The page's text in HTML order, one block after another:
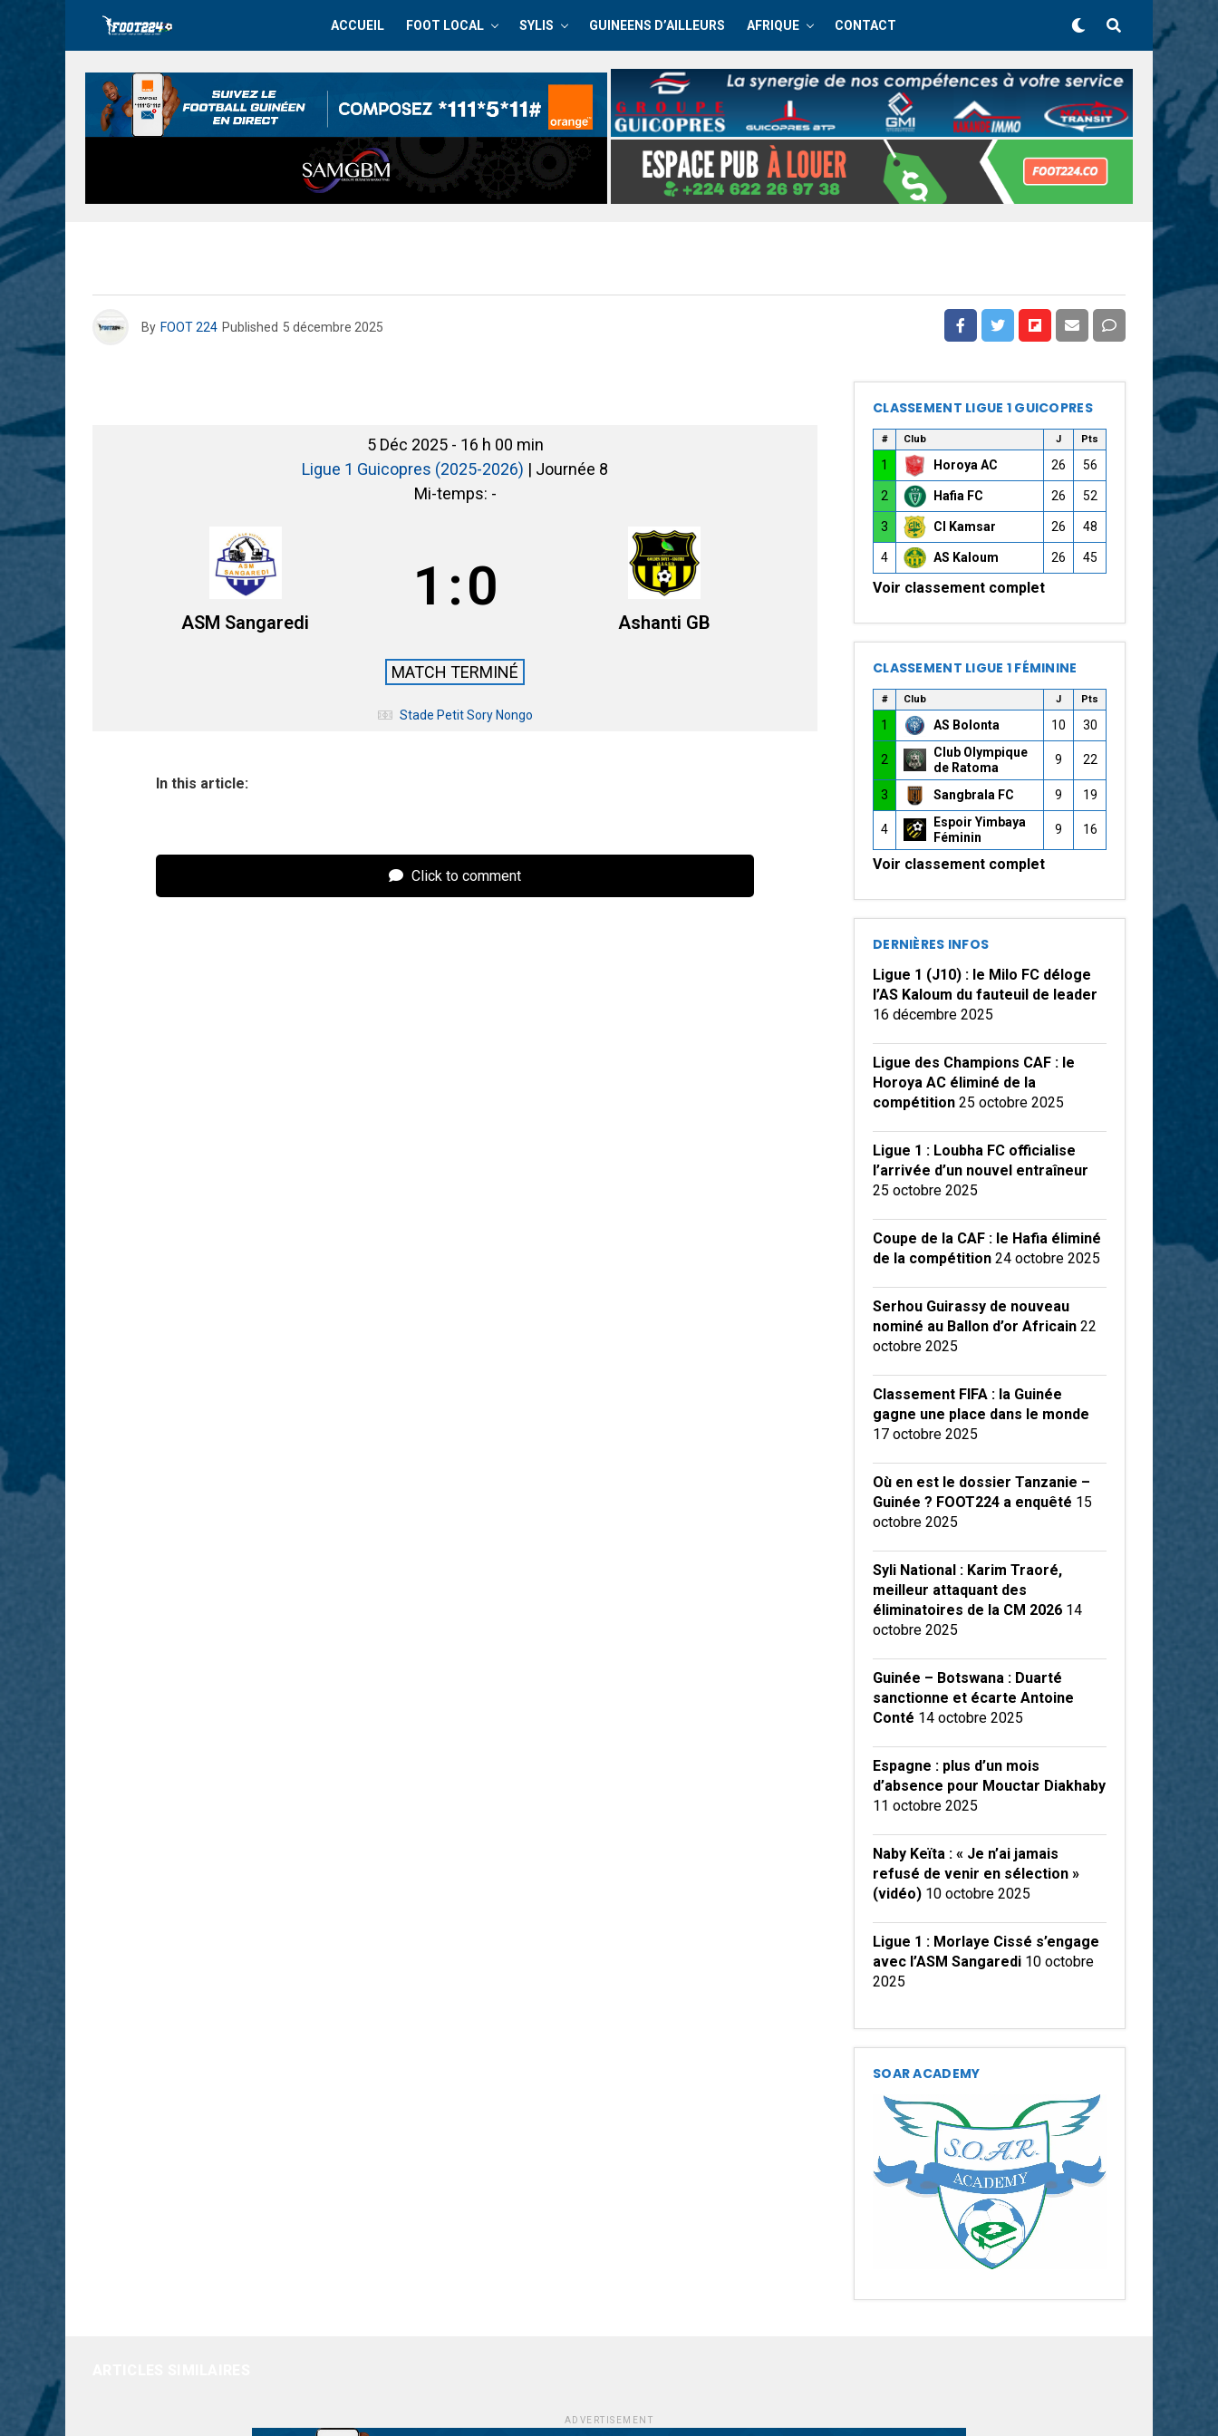
ACCUEIL FOOT LOCAL SYLIS GUINEENS D’AILLEURS AFRIQUE CONTACT
By FOOT 224 Published 5 décembre 2025
5 Déc 2025 - 16 h 00 min
Ligue 1 Guicopres (2025-2026) | Journée 8
Mi-temps: -
ASM Sangaredi
1 :0
Ashanti GB
MATCH TERMINÉ
Stade Petit Sory Nongo
In this article:
Click to comment
CLASSEMENT LIGUE 1 GUICOPRES
# Club J Pts
1 Horoya AC 26 56
2 Hafia FC 26 52
3 CI Kamsar 26 48
4 AS Kaloum 26 45
Voir classement complet
CLASSEMENT LIGUE 1 FÉMININE
# Club J Pts
1 AS Bolonta 10 30
2
Club Olympique
de Ratoma
9 22
3 Sangbrala FC 9 19
4
Espoir Yimbaya
Féminin
9 16
Voir classement complet
DERNIÈRES INFOS
Ligue 1 (J10) : le Milo FC déloge
l’AS Kaloum du fauteuil de leader
16 décembre 2025
Ligue des Champions CAF : le
Horoya AC éliminé de la
compétition 25 octobre 2025
Ligue 1 : Loubha FC officialise
l’arrivée d’un nouvel entraîneur
25 octobre 2025
Coupe de la CAF : le Hafia éliminé
de la compétition 24 octobre 2025
Serhou Guirassy de nouveau
nominé au Ballon d’or Africain 22
octobre 2025
Classement FIFA : la Guinée
gagne une place dans le monde
17 octobre 2025
Où en est le dossier Tanzanie –
Guinée ? FOOT224 a enquêté 15
octobre 2025
Syli National : Karim Traoré,
meilleur attaquant des
éliminatoires de la CM 2026 14
octobre 2025
Guinée – Botswana : Duarté
sanctionne et écarte Antoine
Conté 14 octobre 2025
Espagne : plus d’un mois
d’absence pour Mouctar Diakhaby
11 octobre 2025
Naby Keïta : « Je n’ai jamais
refusé de venir en sélection »
(vidéo) 10 octobre 2025
Ligue 1 : Morlaye Cissé s’engage
avec l’ASM Sangaredi 10 octobre
2025
SOAR ACADEMY
ADVERTISEMENT